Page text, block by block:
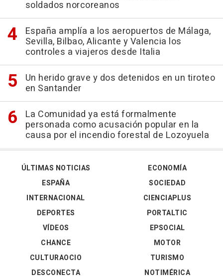
soldados norcoreanos
España amplía a los aeropuertos de Málaga,
Sevilla, Bilbao, Alicante y Valencia los
controles a viajeros desde Italia
Un herido grave y dos detenidos en un tiroteo
en Santander
La Comunidad ya está formalmente
personada como acusación popular en la
causa por el incendio forestal de Lozoyuela
ÚLTIMAS NOTICIAS
ESPAÑA
INTERNACIONAL
DEPORTES
VÍDEOS
ECONOMÍA
SOCIEDAD
CIENCIAPLUS
PORTALTIC
EPSOCIAL
CHANCE
CULTURAOCIO
DESCONECTA
MOTOR
TURISMO
NOTIMÉRICA